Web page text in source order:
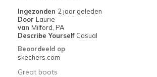
Beste toepassingen
In the rain or snow
Width
Sizing
View On Shoes
Ingezonden 2 jaar geleden
Door Laurie
van Milford, PA
Describe Yourself Casual
Beoordeeld op
skechers.com
Great boots